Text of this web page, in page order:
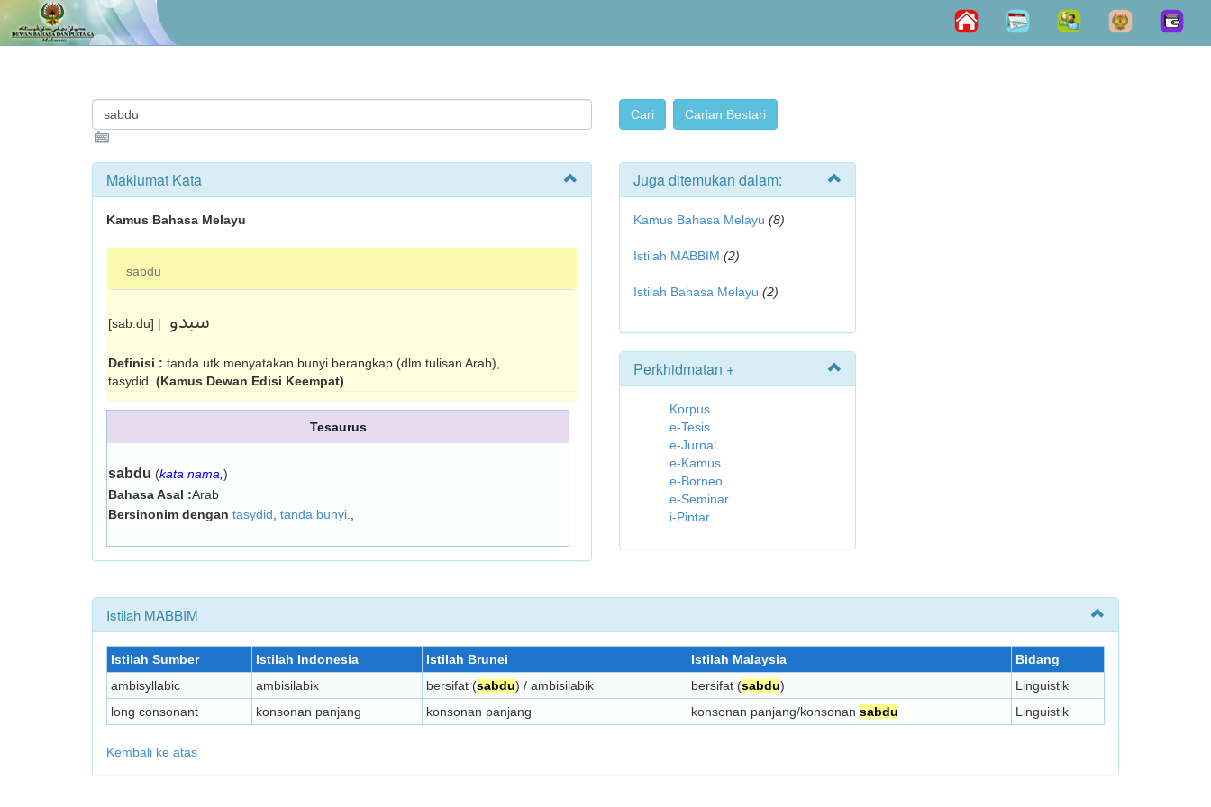
Maklumat Kata
Kamus Bahasa Melayu
sabdu
[sab.du] | سبدو
Definisi : tanda utk menyatakan bunyi berangkap (dlm tulisan Arab),
tasydid. (Kamus Dewan Edisi Keempat)
Tesaurus
sabdu (kata nama, )
Bahasa Asal :Arab
Bersinonim dengan tasydid tanda bunyi.
Juga ditemukan dalam:
Kamus Bahasa Melayu (8)
Istilah MABBIM (2)
Istilah Bahasa Melayu (2)
Perkhidmatan +
Korpus
e-Tesis
e-Jurnal
e-Kamus
e-Borneo
e-Seminar
i-Pintar
Istilah MABBIM
Istilah Sumber Istilah Indonesia Istilah Brunei Istilah Malaysia
Bidang
ambisyllabic
ambisilabik bersifat (sabdu) / ambisilabik bersifat (sabdu)
Linguistik
long consonant
konsonan panjang konsonan panjang konsonan panjang/konsonan sabdu Linguistik
Kembali ke atas